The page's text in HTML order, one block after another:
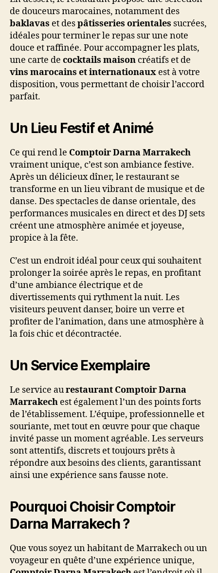
de douceurs marocaines, notamment des
baklavas et despâtisseries orientales sucrées,
idéales pour terminer le repas sur une note
douce et raffinée. Pour accompagner les plats,
une carte de cocktails maison créatifs et de
vins marocains et internationaux est à votre
disposition, vous permettant de choisir l’accord
parfait.
Un Lieu Festif et Animé
Ce qui rend le Comptoir Darna Marrakech
vraiment unique, c’est son ambiance festive.
Après un délicieux dîner, le restaurant se
transforme en un lieu vibrant de musique et de
danse. Des spectacles de danse orientale, des
performances musicales en direct et des DJ sets
créent une atmosphère animée et joyeuse,
propice à la fête.
C’est un endroit idéal pour ceux qui souhaitent
prolonger la soirée après le repas, en profitant
d’une ambiance électrique et de
divertissements qui rythment la nuit. Les
visiteurs peuvent danser, boire un verre et
profiter de l’animation, dans une atmosphère à
la fois chic et décontractée.
Un Service Exemplaire
Le service aurestaurant Comptoir Darna
Marrakech est également l’un des points forts
de l’établissement. L’équipe, professionnelle et
souriante, met tout en œuvre pour que chaque
invité passe un moment agréable. Les serveurs
sont attentifs, discrets et toujours prêts à
répondre aux besoins des clients, garantissant
ainsi une expérience sans fausse note.
Pourquoi Choisir Comptoir
Darna Marrakech ?
Que vous soyez un habitant de Marrakech ou un
voyageur en quête d’une expérience unique,